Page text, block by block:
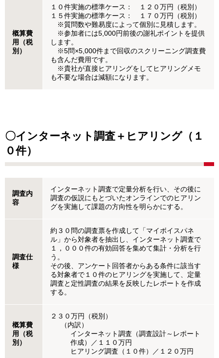
概算費
用（税
別）
１０件実施の標準ケース： １２０万円（税別）
１５件実施の標準ケース： １７０万円（税別）
※質問数や難易度によって個別に見積します。
※参加者には5,000円前後の謝礼ポイントを提供
します。
※5問×5,000件まで回収のスクリーニング調査費
も含んだ費用です。
※貴社が直接ヒアリングをしてヒアリングメモ
も不要な場合は減額になります。
〇インターネット調査＋ヒアリング（１
０件）
調査内
容
インターネット調査で定量分析を行い、その後に
調査の仮説にもとづいたオンラインでのヒアリン
グを実施して課題の方向性を明らかにする。
調査仕
様
約３０問の調査票を作成して「マイボイスパネ
ル」から対象者を抽出し、インターネット調査で
１，０００件の有効回答を集めて集計・分析を行
う。
その後、アンケート回答者からある条件に該当す
る対象者で１０件のヒアリングを実施して、定量
調査と定性調査の結果を反映したレポートを作成
する。
概算費
用（税
別）
２３０万円（税別）
（内訳）
インターネット調査（調査設計～レポート
作成）／１１０万円
ヒアリング調査（１０件）／１２０万円